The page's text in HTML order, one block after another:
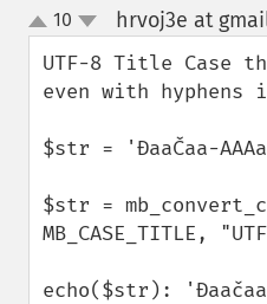
up
down
10 hrvoj3e at
UTF-8 Title Case
even with hyphens
$str = 'ĐaaČaa-
$str =
MB_CASE_TITLE,
echo($str):